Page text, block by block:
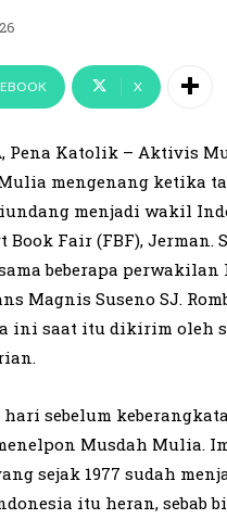
X
Pena Katolik – Aktivis
mengenang ketika
menjadi wakil
Fair (FBF), Jerman.
beberapa
Magnis Suseno SJ.
ini saat itu dikirim oleh
hari sebelum
Musdah Mulia.
sejak 1977 sudah
itu heran, sebab